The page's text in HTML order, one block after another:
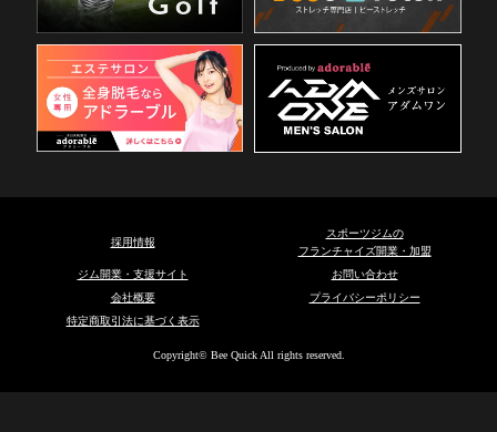
採用情報
スポーツジムの
フランチャイズ開業・加盟
ジム開業・支援サイト
お問い合わせ
会社概要
プライバシーポリシー
特定商取引法に基づく表示
Copyright© Bee Quick All rights reserved.